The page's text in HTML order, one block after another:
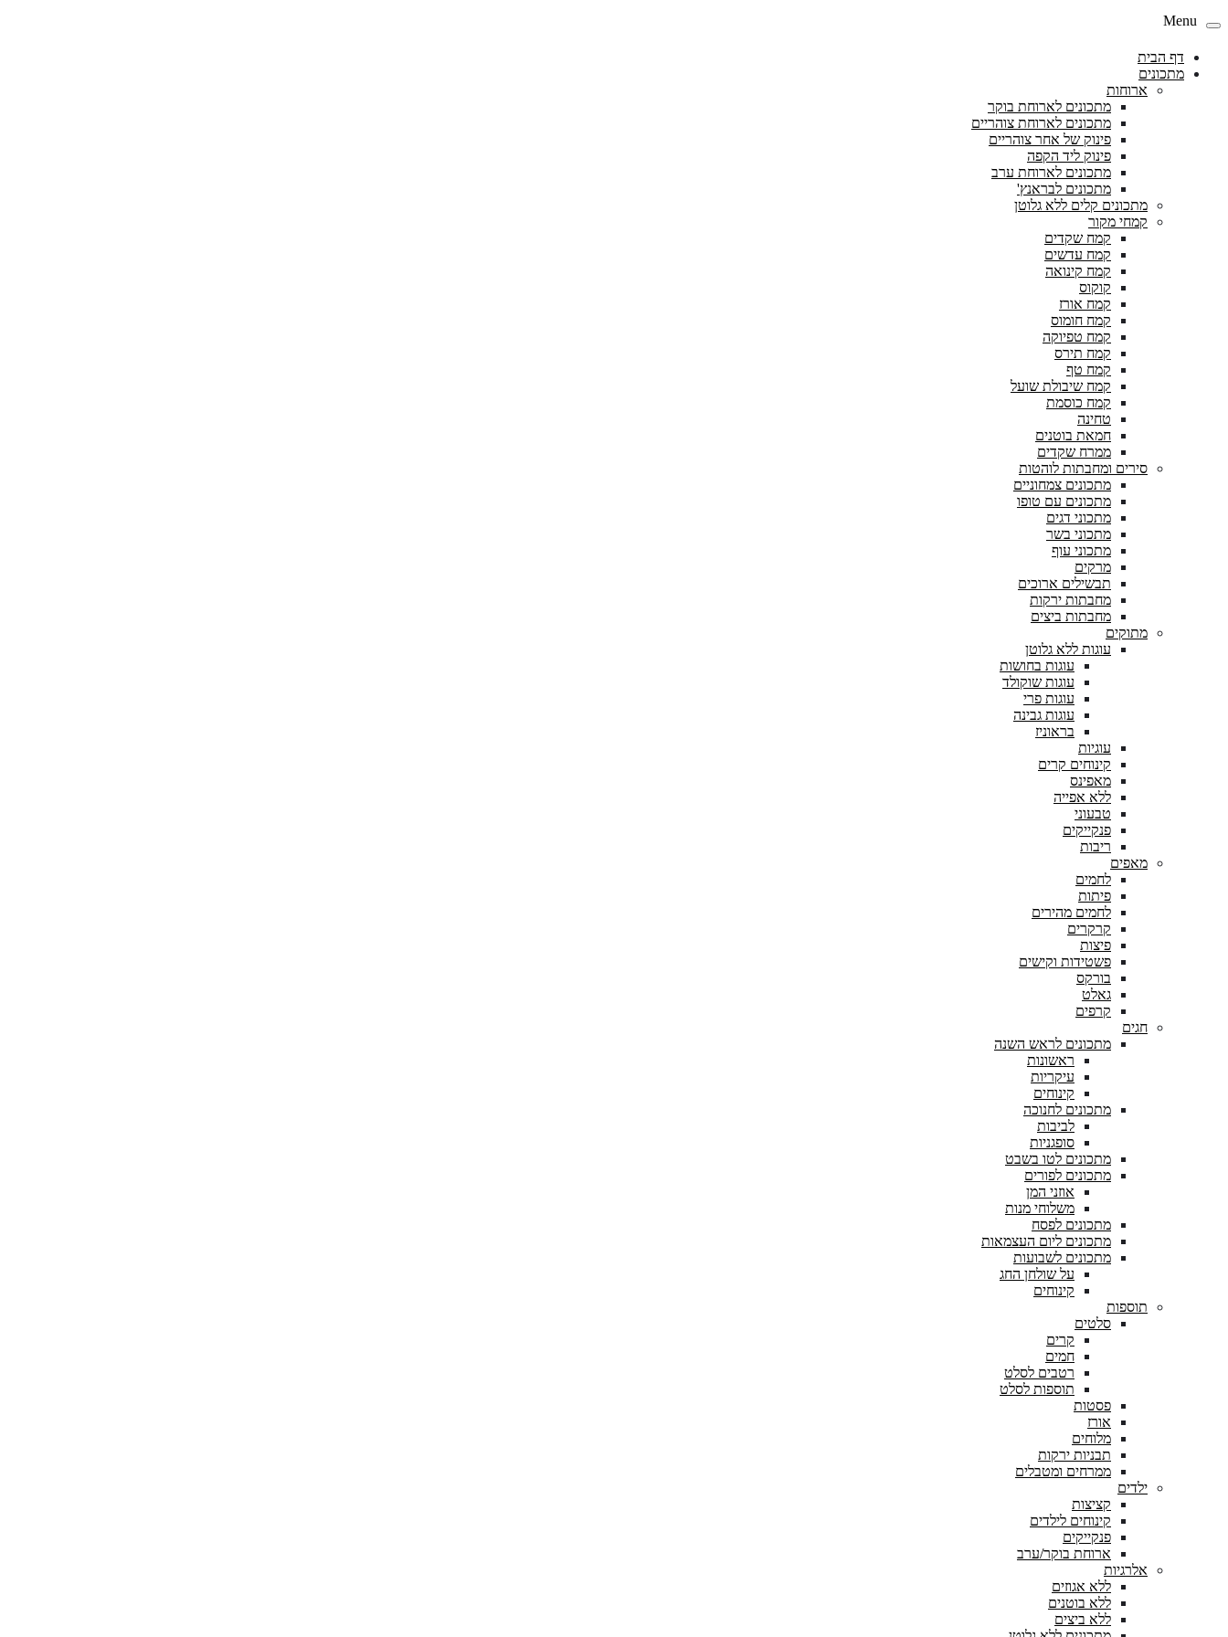
Menu
דף הבית
מתכונים
ארוחות
מתכונים לארוחת בוקר
מתכונים לארוחת צוהריים
פינוק של אחר צוהריים
פינוק ליד הקפה
מתכונים לארוחת ערב
מתכונים לבראנץ'
מתכונים קלים ללא גלוטן
קמחי מקור
קמח שקדים
קמח עדשים
קמח קינואה
קוקוס
קמח אורז
קמח חומוס
קמח טפיוקה
קמח תירס
קמח טף
קמח שיבולת שועל
קמח כוסמת
טחינה
חמאת בוטנים
ממרח שקדים
סירים ומחבתות לוהטות
מתכונים צמחוניים
מתכונים עם טופו
מתכוני דגים
מתכוני בשר
מתכוני עוף
מרקים
תבשילים ארוכים
מחבתות ירקות
מחבתות ביצים
מתוקים
עוגות ללא גלוטן
עוגות בחושות
עוגות שוקולד
עוגות פרי
עוגות גבינה
בראוניז
עוגיות
קינוחים קרים
מאפינס
ללא אפייה
טבעוני
פנקייקים
ריבות
מאפים
לחמים
פיתות
לחמים מהירים
קרקרים
פיצות
פשטידות וקישים
בורקס
גאלט
קרפים
חגים
מתכונים לראש השנה
ראשונות
עיקריות
קינוחים
מתכונים לחנוכה
לביבות
סופגניות
מתכונים לטו בשבט
מתכונים לפורים
אוזני המן
משלוחי מנות
מתכונים לפסח
מתכונים ליום העצמאות
מתכונים לשבועות
על שולחן החג
קינוחים
תוספות
סלטים
קרים
חמים
רטבים לסלט
תוספות לסלט
פסטות
אורז
מלוחים
תבניות ירקות
ממרחים ומטבלים
ילדים
קציצות
קינוחים לילדים
פנקייקים
ארוחת בוקר/ערב
אלרגיות
ללא אגוזים
ללא בוטנים
ללא ביצים